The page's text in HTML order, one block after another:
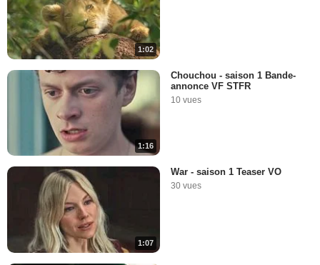
1:02
1:16
Chouchou - saison 1 Bande-
annonce VF STFR
10 vues
1:07
War - saison 1 Teaser VO
30 vues